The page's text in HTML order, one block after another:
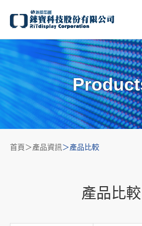
首頁 產品資訊 產品比較
產品比較